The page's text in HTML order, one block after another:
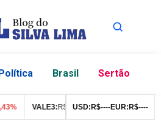
Brasil Sertão
VALE3:R$76,99▼ 2,49% ITUB4:R$
USD: R$----EUR: R$----